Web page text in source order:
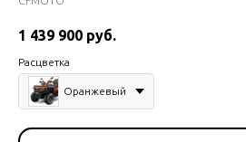
1 439 900 руб.
Расцветка
Оранжевый